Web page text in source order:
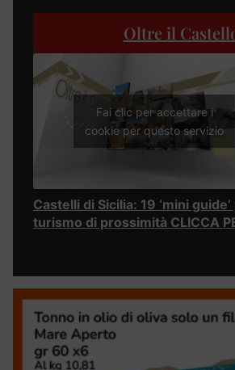
Oltre il
Fai clic per accettare i
cookie per questo servizio
Castelli di Sicilia: 19 ‘mini
turismo di prossimità CLICCA